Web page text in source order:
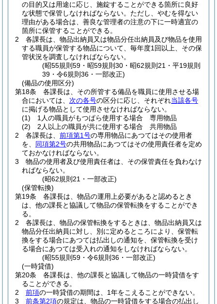
の目的又は用途に応じ、施錠することができる箇所に良好
な状態で保管しなければならない。 ただし、やむを得ない
理由がある場合は、善良な管理者の注意の下に一時適宜の
箇所に保管することができる。
2
各課長は、物品出納員又は物品分任出納員及び物品を使用
する職員が保管する物品について、毎年度1回以上、その保
管状況を調査しなければならない。
(昭55規則59・昭59規則30・昭62規則21・平19規則
39・令6規則36・一部改正)
(備品の使用区分)
第18条
各課長は、その所管する備品を職員に使用させる場
合においては、 次の各号の区分に応じ、それぞれ当該各号
に掲げる物品として使用させなければならない。
(1)
1人の職員がもつぱら使用する場合 専用物品
(2)
2人以上の職員が共に使用する場合 共用物品
2
各課長は、 前項第1号の専用物品にあつてはその使用者
を、 同項第2号の共用物品にあつてはその使用責任者を定め
ておかなければならない。
3
物品の使用者及び使用責任者は、その保管責任を負わなけ
ればならない。
(昭62規則21・一部改正)
(保管転換)
第19条
各課長は、物品の運用上必要があると認めるとき
は、他の課長と協議して物品の保管転換をすることができ
る。
2
各課長は、物品の保管転換をするときは、物品出納員又は
物品分任出納員に対し、別に定めるところにより、保管転
換をする場合にあつては払出しの通知を、保管転換を受け
る場合にあつては受入れの通知をしなければならない。
(昭55規則59・令6規則36・一部改正)
(一時貸借)
第20条
各課長は、他の課長と協議して物品の一時貸借をす
ることができる。
2
前項の一時貸借の期間は、1年をこえることができない。
3
前条第2項の規定は、物品の一時貸借をする場合の払出し